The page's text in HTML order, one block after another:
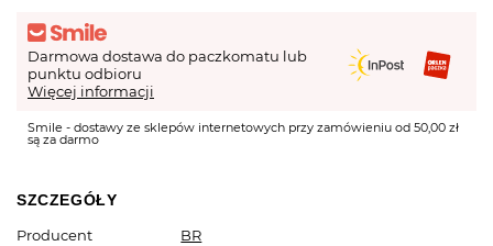
Darmowa dostawa do paczkomatu lub
punktu odbioru
Więcej informacji
Smile - dostawy ze sklepów internetowych przy zamówieniu od 50,00 zł
są za darmo
SZCZEGÓŁY
Producent
BR